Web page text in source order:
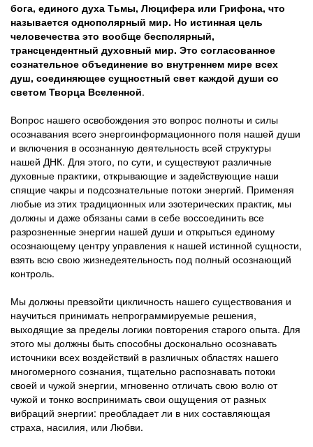
бога, единого духа Тьмы, Люцифера или Грифона, что
называется однополярный мир. Но истинная цель
человечества это вообще бесполярный,
трансцендентный духовный мир. Это согласованное
сознательное объединение во внутреннем мире всех
душ, соединяющее сущностный свет каждой души со
светом Творца Вселенной.
Вопрос нашего освобождения это вопрос полноты и силы
осознавания всего энергоинформационного поля нашей души
и включения в осознанную деятельность всей структуры
нашей ДНК. Для этого, по сути, и существуют различные
духовные практики, открывающие и задействующие наши
спящие чакры и подсознательные потоки энергий. Применяя
любые из этих традиционных или эзотерических практик, мы
должны и даже обязаны сами в себе воссоединить все
разрозненные энергии нашей души и открыться единому
осознающему центру управления к нашей истинной сущности,
взять всю свою жизнедеятельность под полный осознающий
контроль.
Мы должны превзойти цикличность нашего существования и
научиться принимать непрограммируемые решения,
выходящие за пределы логики повторения старого опыта. Для
этого мы должны быть способны досконально осознавать
источники всех воздействий в различных областях нашего
многомерного сознания, тщательно распознавать потоки
своей и чужой энергии, мгновенно отличать свою волю от
чужой и тонко воспринимать свои ощущения от разных
вибраций энергии: преобладает ли в них составляющая
страха, насилия, или Любви.